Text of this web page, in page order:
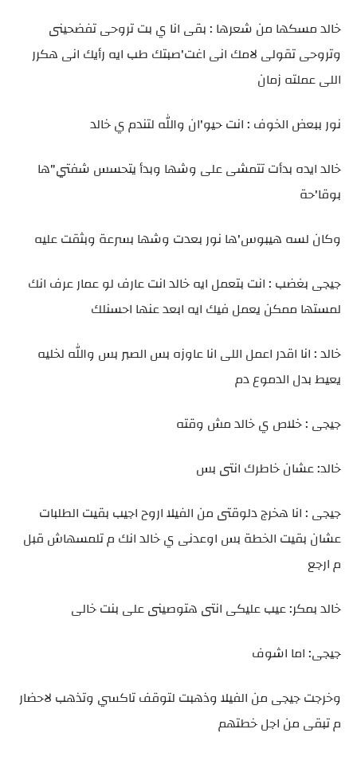
خالد مسكها من شعرها : بقى انا ي بت تروحى تفضحينى
وتروحى تقولى لامك انى اغت'صبتك طب ايه رأيك انى هكرر
اللى عملته زمان
نور ببعض الخوف : انت حيو'ان والله لتندم ي خالد
خالد ايده بدأت تتمشى على وشها وبدأ يتحسس شفتي"ها
بوقا'حة
وكان لسه هيبوس'ها نور بعدت وشها بسرعة وبثقت عليه
جيجى بغضب : انت بتعمل ايه خالد انت عارف لو عمار عرف انك
لمستها ممكن يعمل فيك ايه ابعد عنها احسنلك
خالد : انا اقدر اعمل اللى انا عاوزه بس الصبر بس والله لخليه
يعيط بدل الدموع دم
جيجى : خلاص ي خالد مش وقته
خالد: عشان خاطرك انتى بس
جيجى : انا هخرج دلوقتى من الفيلا اروح اجيب بقيت الطلبات
عشان بقيت الخطة بس اوعدنى ي خالد انك م تلمسهاش قبل
م ارجع
خالد بمكر: عيب عليكى انتى هتوصينى على بنت خالى
جيجى: اما اشوف
وخرجت جيجى من الفيلا وذهبت لتوقف تاكسي وتذهب لاحضار
م تبقى من اجل خطتهم